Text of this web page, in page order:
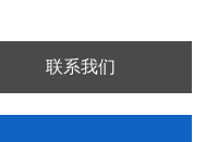
联系我们